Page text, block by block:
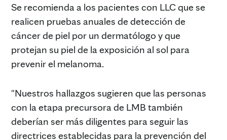
Se recomienda a los pacientes con LLC que se
realicen pruebas anuales de detección de
cáncer de piel por un dermatólogo y que
protejan su piel de la exposición al sol para
prevenir el melanoma.
"Nuestros hallazgos sugieren que las personas
con la etapa precursora de LMB también
deberían ser más diligentes para seguir las
directrices establecidas para la prevención del